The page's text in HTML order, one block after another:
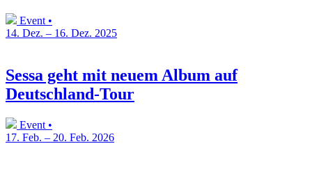
Event •
14. Dez. – 16. Dez. 2025
Sessa geht mit neuem Album auf
Deutschland-Tour
Event •
17. Feb. – 20. Feb. 2026